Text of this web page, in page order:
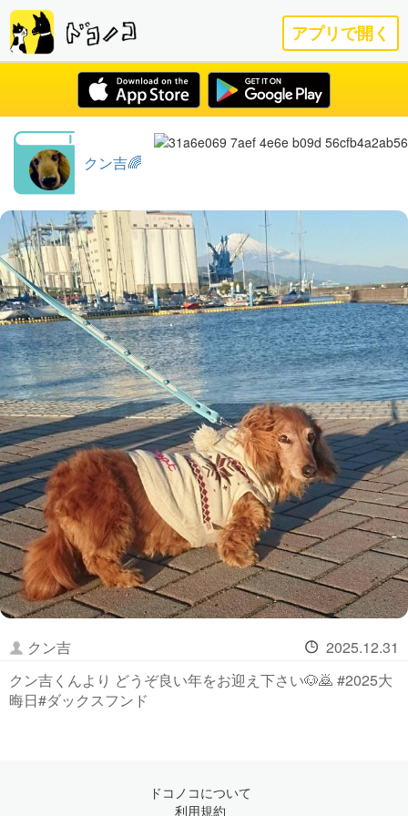
アプリで開く
クン吉🌈
クン吉
2025.12.31
クン吉くんより どうぞ良い年をお迎え下さい🐶🙇 #2025大
晦日#ダックスフンド
ドコノコについて
利用規約